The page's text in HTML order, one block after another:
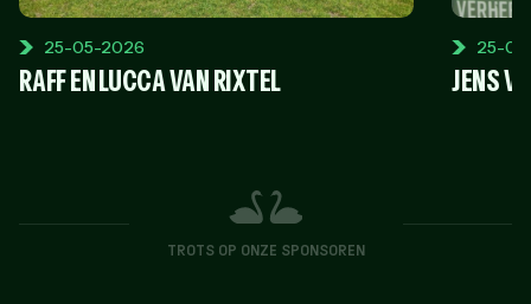
RAFF EN LUCCA VAN RIXTEL
25-05-2026
JENS
25-
TROTS OP ONZE SPONSOREN